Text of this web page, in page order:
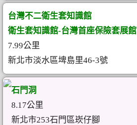
台灣不二衛生套知識館
衛生套知識館-台灣首座保險套展館
7.99公里
新北市淡水區埤島里46-3號
石門洞
8.17公里
新北市253石門區崁仔腳